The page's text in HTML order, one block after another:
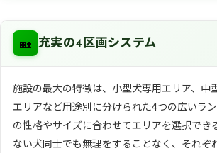
🏡 充実の4区画システム
施設の最大の特徴は、小型犬専用エリア、中
エリアなど用途別に分けられた4つの広いラ
の性格やサイズに合わせてエリアを選択でき
ない犬同士でも無理をすることなく、それぞ